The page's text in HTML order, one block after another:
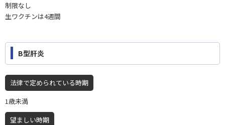
制限なし
生ワクチンは4週間
B型肝炎
法律で定められている時期
1歳未満
望ましい時期